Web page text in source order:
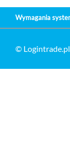
Wymagania
© Logintrade.pl